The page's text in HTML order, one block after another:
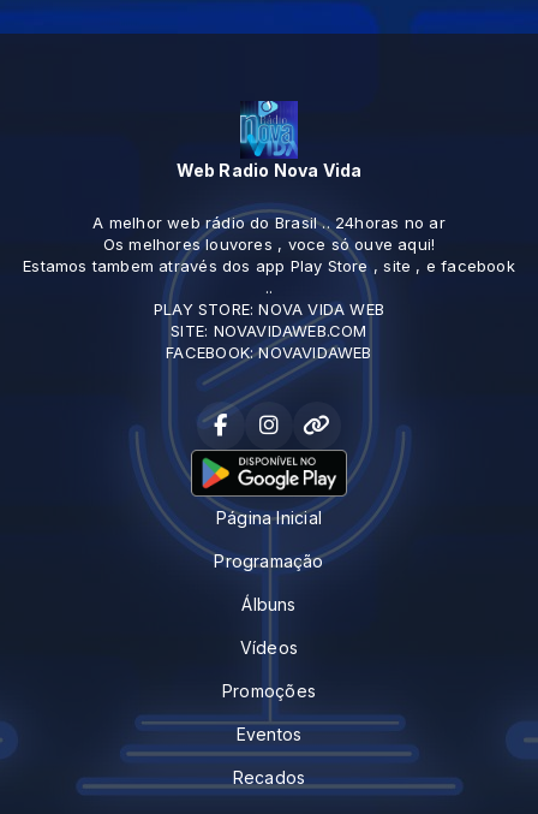
Web Radio Nova Vida
A melhor web rádio do Brasil .. 24horas no ar
Os melhores louvores , voce só ouve aqui!
Estamos tambem através dos app Play Store , site , e facebook
..
PLAY STORE: NOVA VIDA WEB
SITE: NOVAVIDAWEB.COM
FACEBOOK: NOVAVIDAWEB
Página Inicial
Programação
Álbuns
Vídeos
Promoções
Eventos
Recados